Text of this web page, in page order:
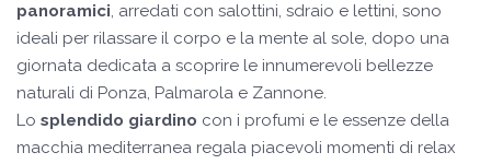
panoramici, arredati con salottini, sdraio e lettini, sono
ideali per rilassare il corpo e la mente al sole, dopo una
giornata dedicata a scoprire le innumerevoli bellezze
naturali di Ponza, Palmarola e Zannone.
Lo splendido giardino con i profumi e le essenze della
macchia mediterranea regala piacevoli momenti di relax